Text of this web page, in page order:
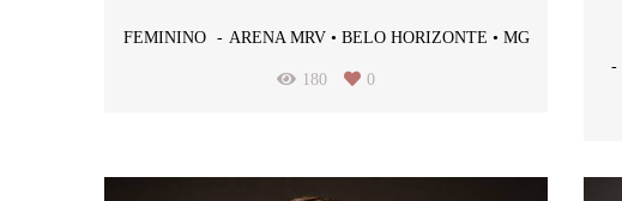
FEMININO ARENA MRV • BELO HORIZONTE • MG
180 0